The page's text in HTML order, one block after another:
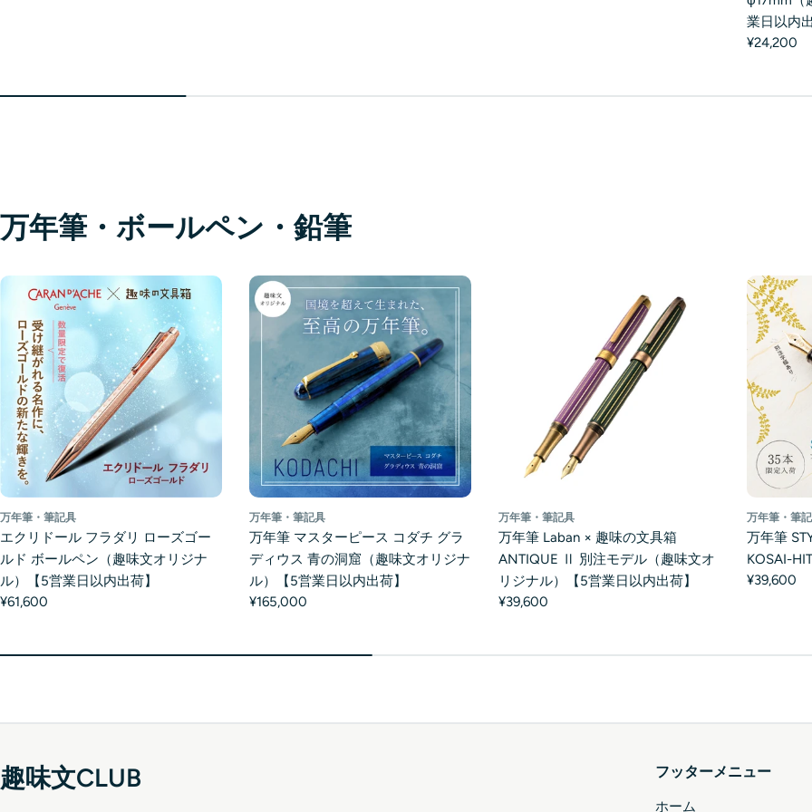
業日以内
¥24,200
万年筆・ボールペン・鉛筆
万年筆・筆記具
エクリドール フラダリ ローズゴー
ルド ボールペン（趣味文オリジナ
ル）【5営業日以内出荷】
¥61,600
万年筆・筆記具
万年筆 マスターピース コダチ グラ
ディウス 青の洞窟（趣味文オリジナ
ル）【5営業日以内出荷】
¥165,000
万年筆・筆記具
万年筆 Laban × 趣味の文具箱
ANTIQUE Ⅱ 別注モデル（趣味文オ
リジナル）【5営業日以内出荷】
¥39,600
万年筆・筆
万年筆
KOSAI-
¥39,600
趣味文CLUB フッターメニュー
ホーム